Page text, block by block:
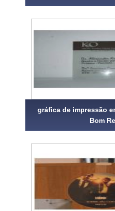
gráfica de impressão
Bom